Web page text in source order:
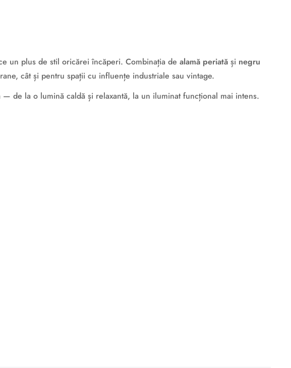
un plus de stil oricărei încăperi. Combinația de alamă periată și negru
cât și pentru spații cu influențe industriale sau vintage.
de la o lumină caldă și relaxantă, la un iluminat funcțional mai intens.